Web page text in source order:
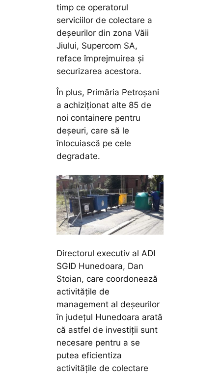
timp ce operatorul
serviciilor de colectare a
deșeurilor din zona Văii
Jiului, Supercom SA,
reface împrejmuirea și
securizarea acestora.
În plus, Primăria Petroșani
a achiziționat alte 85 de
noi containere pentru
deșeuri, care să le
înlocuiască pe cele
degradate.
Directorul executiv al ADI
SGID Hunedoara, Dan
Stoian, care coordonează
activitățile de
management al deșeurilor
în județul Hunedoara arată
că astfel de investiții sunt
necesare pentru a se
putea eficientiza
activitățile de colectare